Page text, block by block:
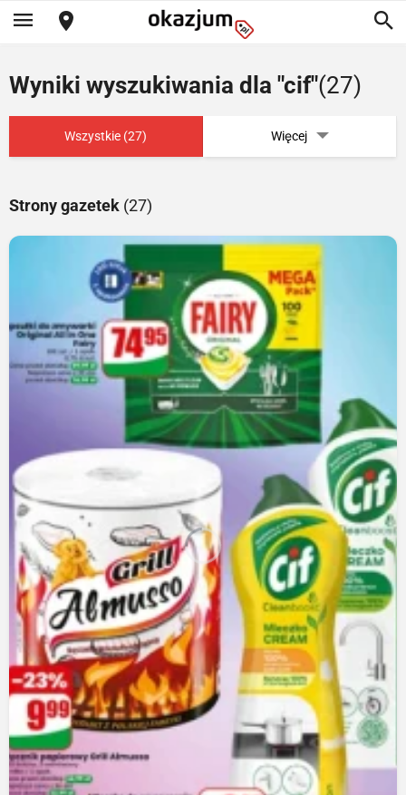
Wyniki wyszukiwania dla "cif"(27)
Wszystkie (27) Więcej
Strony gazetek (27)